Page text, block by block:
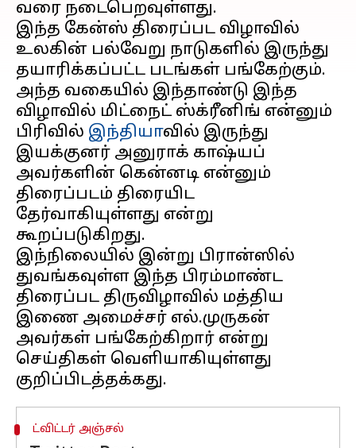
வரை நடைபெறவுள்ளது.
இந்த கேன்ஸ் திரைப்பட விழாவில்
உலகின் பல்வேறு நாடுகளில் இருந்து
தயாரிக்கப்பட்ட படங்கள் பங்கேற்கும்.
அந்த வகையில் இந்தாண்டு இந்த
விழாவில் மிட்நைட் ஸ்க்ரீனிங் என்னும்
பிரிவில் இந்தியாவில் இருந்து
இயக்குனர் அனுராக் காஷ்யப்
அவர்களின் கென்னடி என்னும்
திரைப்படம் திரையிட
தேர்வாகியுள்ளது என்று
கூறப்படுகிறது.
இந்நிலையில் இன்று பிரான்ஸில்
துவங்கவுள்ள இந்த பிரம்மாண்ட
திரைப்பட திருவிழாவில் மத்திய
இணை அமைச்சர் எல்.முருகன்
அவர்கள் பங்கேற்கிறார் என்று
செய்திகள் வெளியாகியுள்ளது
ட்விட்டர் அஞ்சல்